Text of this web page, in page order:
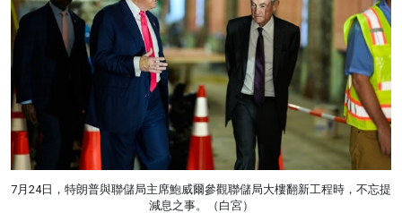
7月24日，特朗普與聯儲局主席鮑威爾參觀聯儲局大樓翻新工程時，不忘提
減息之事。（白宮）